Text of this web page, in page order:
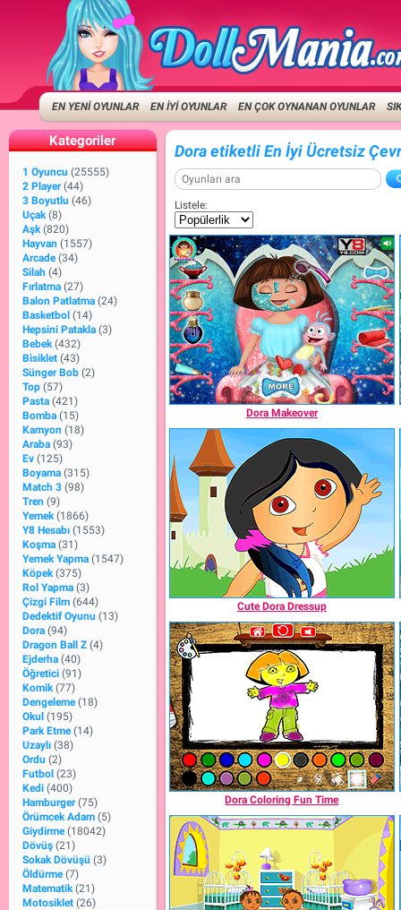
EN YENİ OYUNLAR EN İYİ OYUNLAR EN ÇOK OYNANAN OYUNLAR
Kategoriler
1 Oyuncu (25555)
2 Player (44)
3 Boyutlu (46)
Uçak (8)
Aşk (820)
Hayvan (1557)
Arcade (34)
Silah (4)
Fırlatma (27)
Balon Patlatma (24)
Basketbol (14)
Hepsini Patakla (3)
Bebek (432)
Bisiklet (43)
Sünger Bob (2)
Top (57)
Pasta (421)
Bomba (15)
Kamyon (18)
Araba (93)
Ev (125)
Boyama (315)
Match 3 (98)
Tren (9)
Yemek (1866)
Y8 Hesabı (1553)
Koşma (31)
Yemek Yapma (1547)
Köpek (375)
Rol Yapma (3)
Çizgi Film (644)
Dedektif Oyunu (13)
Dora (94)
Dragon Ball Z (4)
Ejderha (40)
Öğretici (91)
Komik (77)
Dengeleme (18)
Okul (195)
Park Etme (14)
Uzaylı (38)
Ordu (2)
Futbol (23)
Kedi (400)
Hamburger (75)
Örümcek Adam (5)
Giydirme (18042)
Dövüş (21)
Sokak Dövüşü (3)
Öldürme (7)
Matematik (21)
Motosiklet (26)
Dora etiketli En İyi Ücretsiz
Listele:
Dora Makeover
Cute Dora Dressup
Dora Coloring Fun Time